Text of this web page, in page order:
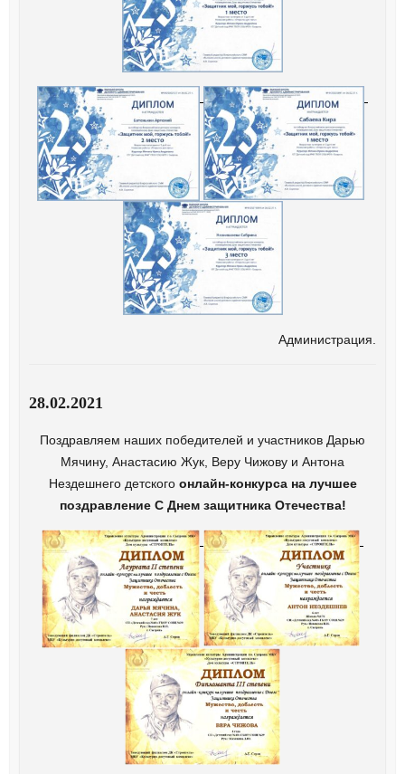
Администрация.
28.02.2021
Поздравляем наших победителей и участников Дарью
Мячину, Анастасию Жук, Веру Чижову и Антона
Нездешнего детского онлайн-конкурса на лучшее
поздравление С Днем защитника Отечества!